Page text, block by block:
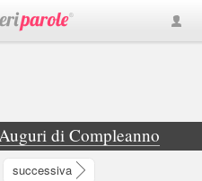
di Compleanno
De Luca
successiva